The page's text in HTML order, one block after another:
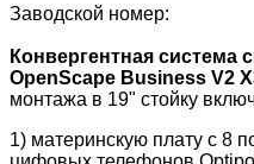
Заводской номер:
Конвергентная система
OpenScape Business V2
монтажа в 19" стойку
1) материнскую плату с 8